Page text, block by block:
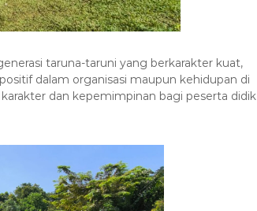
taruna-taruni yang berkarakter kuat,
dalam organisasi maupun kehidupan di
dan kepemimpinan bagi peserta didik